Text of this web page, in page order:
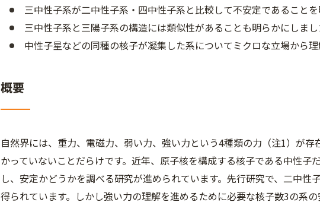
三中性子系が二中性子系・四中性子系と比較して不安定であることを
三中性子系と三陽子系の構造には類似性があることも明らかにしまし
中性子星などの同種の核子が凝集した系についてミクロな立場から理
概要
自然界には、重力、電磁力、弱い力、強い力という4種類の力（注1）が
かっていないことだらけです。近年、原子核を構成する核子である中性子
し、安定かどうかを調べる研究が進められています。先行研究で、二中
得られています。しかし強い力の理解を進めるために必要な核子数3の系の